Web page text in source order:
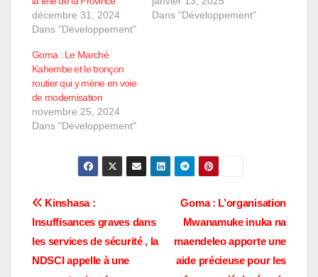
décembre 31, 2024
Dans "Développement"
Dans "Développement"
Goma : Le Marché
Kahembe et le tronçon
routier qui y mène en voie
de modernisation
novembre 25, 2024
Dans "Développement"
Navigation
de
l’article
Goma : L’organisation
Mwanamuke inuka na
maendeleo apporte une
aide précieuse pour les
Kinshasa :
Insuffisances graves dans
les services de sécurité , la
NDSCI appelle à une